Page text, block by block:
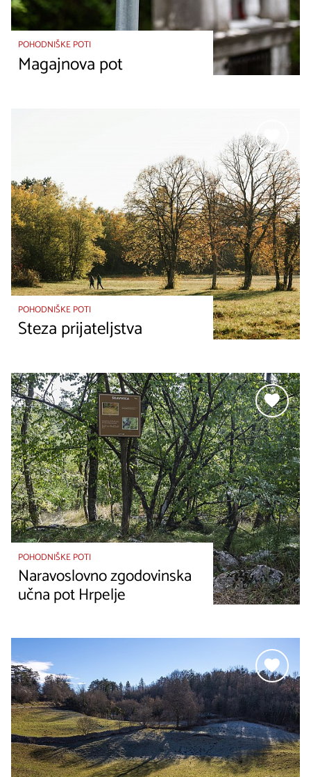
POHODNIŠKE POTI
Magajnova pot
POHODNIŠKE POTI
Steza prijateljstva
POHODNIŠKE POTI
Naravoslovno zgodovinska
učna pot Hrpelje